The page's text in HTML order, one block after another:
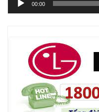
00:00